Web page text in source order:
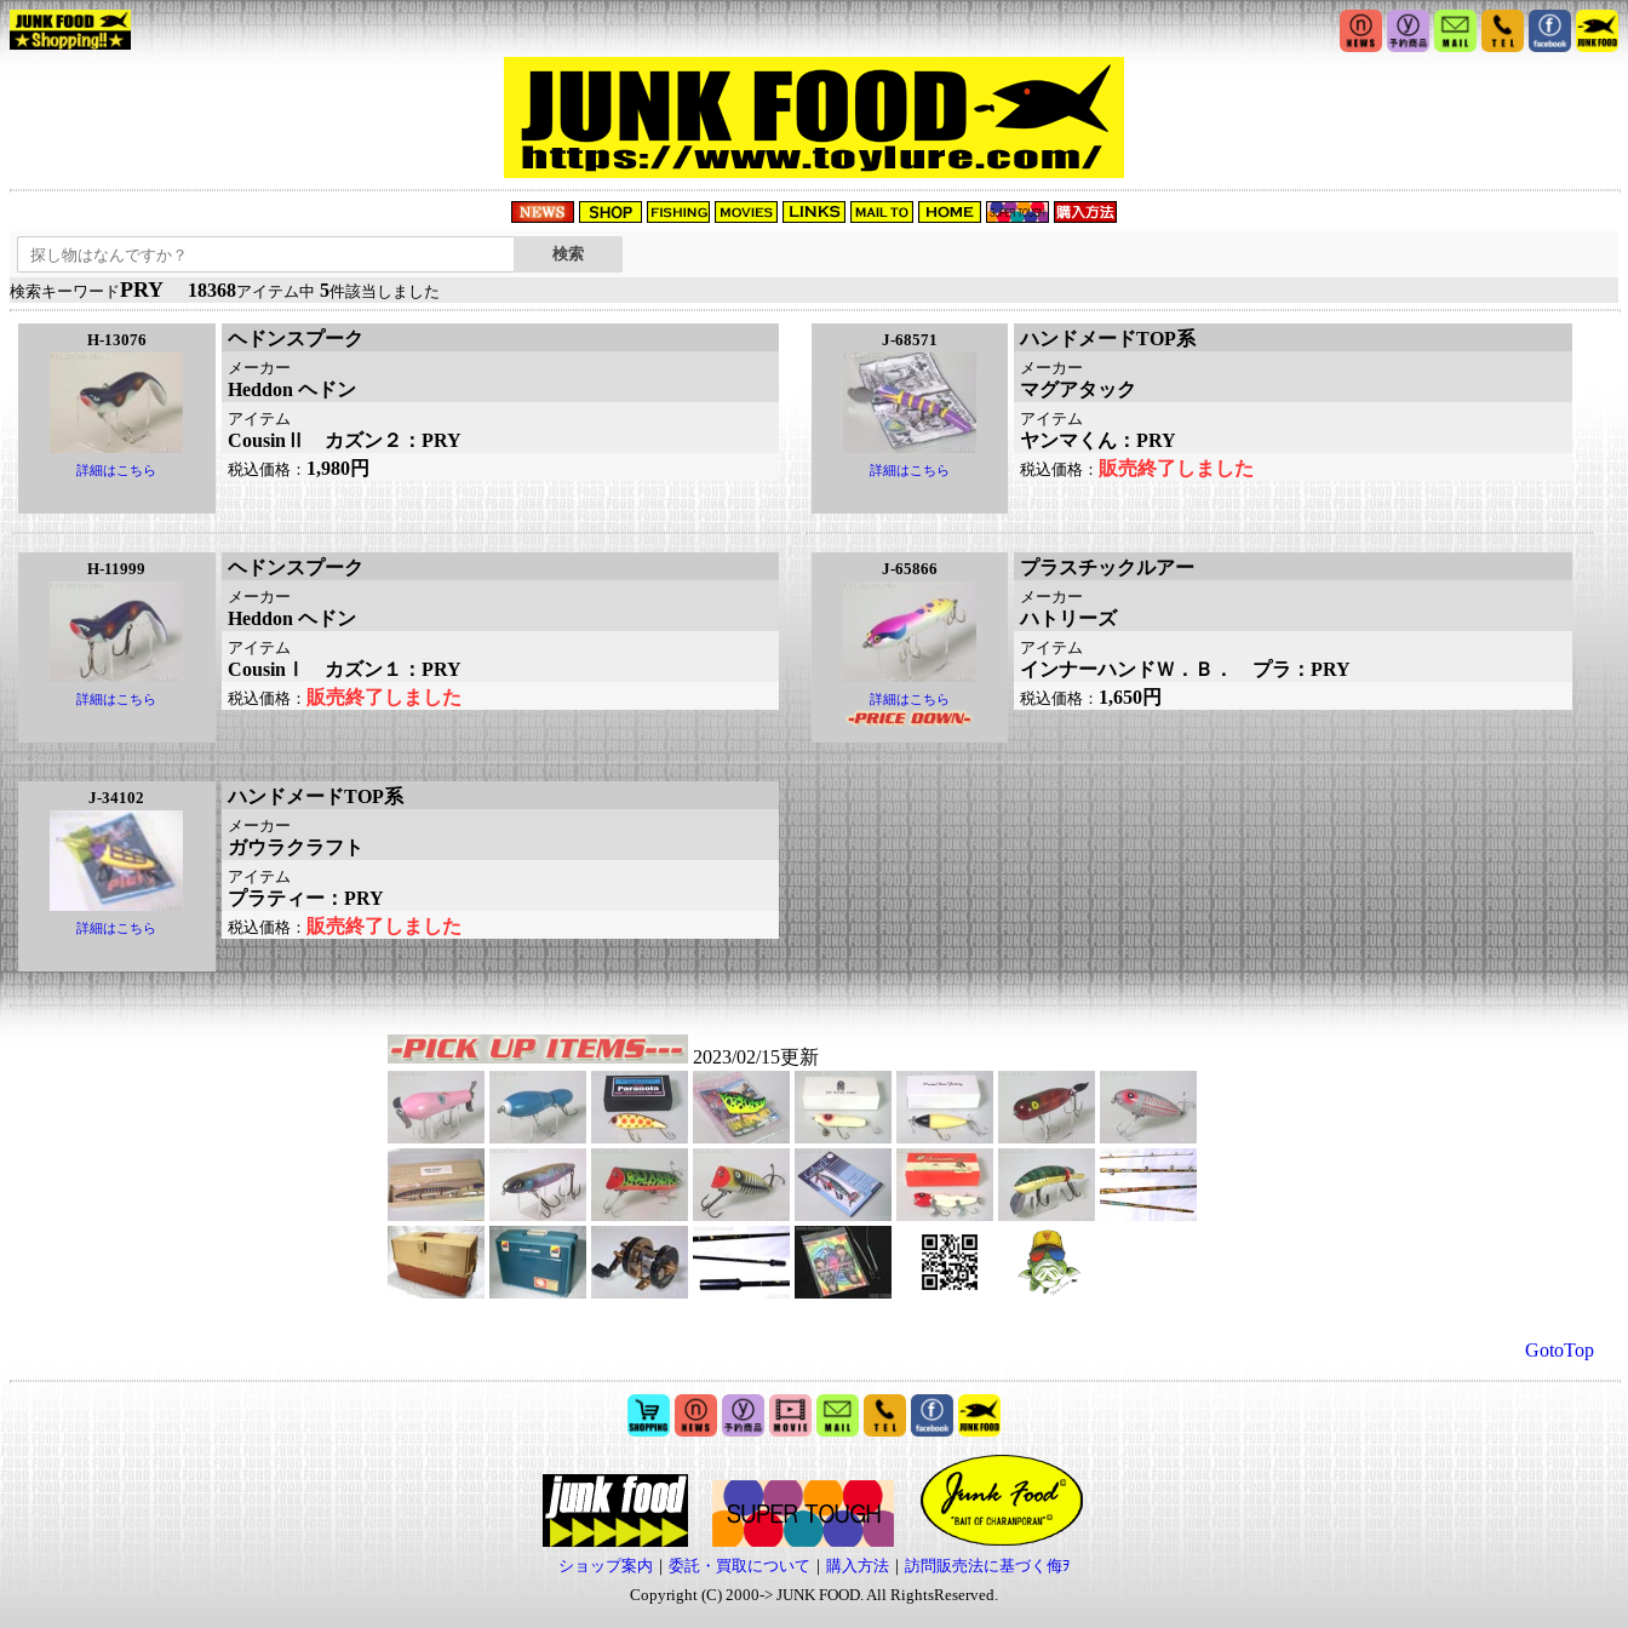
検索キーワードPRY 18368アイテム中 5件該当しました
H-13076
詳細はこちら
ヘドンスプーク
メーカー
Heddon ヘドン
アイテム
CousinⅡ カズン２：PRY
税込価格： 1,980円
J-68571
詳細はこちら
ハンドメードTOP系
メーカー
マグアタック
アイテム
ヤンマくん：PRY
税込価格： 販売終了しました
H-11999
詳細はこちら
ヘドンスプーク
メーカー
Heddon ヘドン
アイテム
CousinⅠ カズン１：PRY
税込価格： 販売終了しました
J-65866
詳細はこちら
プラスチックルアー
メーカー
ハトリーズ
アイテム
インナーハンドＷ．Ｂ． プラ：PRY
税込価格： 1,650円
J-34102
詳細はこちら
ハンドメードTOP系
メーカー
ガウラクラフト
アイテム
プラティー：PRY
税込価格： 販売終了しました
GotoTop
ショップ案内 ｜ 委託・買取について ｜ 購入方法｜ 訪問販売法に基づく侮ｦ
Copyright (C) 2000-> JUNK FOOD. All RightsReserved.